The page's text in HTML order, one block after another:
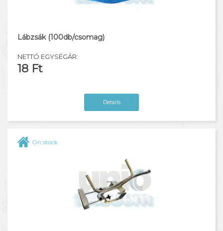
Kulcskezelő szekrények
Lábzsák (100db/csomag)
NETTÓ EGYSÉGÁR:
18 Ft
Details
On stock